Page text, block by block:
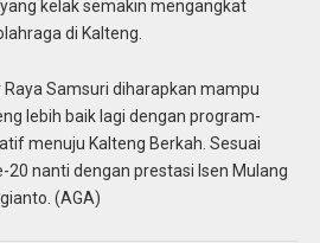
kelak semakin mengangkat
di Kalteng.
Raya Samsuri diharapkan mampu
lebih baik lagi dengan program-
menuju Kalteng Berkah. Sesuai
20 nanti dengan prestasi Isen Mulang
(AGA)